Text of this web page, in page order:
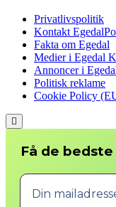
Privatlivspolitik
Kontakt
Fakta om Egedal
Medier i Egedal
Annoncer i
Politisk reklame
Cookie Policy
Scroll
to
Få de